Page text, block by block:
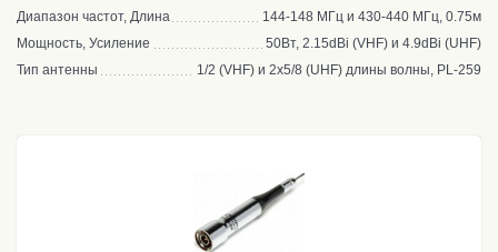
Диапазон частот, Длина
144-148 МГц и 430-440 МГц, 0.75м
Мощность, Усиление
50Вт, 2.15dBi (VHF) и 4.9dBi (UHF)
Тип антенны
1/2 (VHF) и 2х5/8 (UHF) длины волны, PL-259